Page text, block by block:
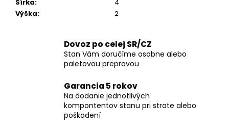
Šírka:
4
Výška: 2
Dovoz po celej SR/CZ
Stan Vám doručíme osobne alebo
paletovou prepravou
Garancia 5 rokov
Na dodanie jednotlivých
kompontentov stanu pri strate alebo
poškodení